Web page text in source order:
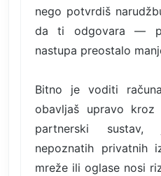
nego potvrdiš
da ti odgovara —
nastupa preostalo
Bitno je voditi
obavljaš upravo
partnerski
nepoznatih privatnih
mreže ili oglase nosi